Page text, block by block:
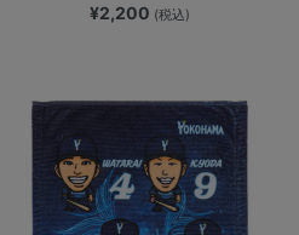
¥2,200 (税込)